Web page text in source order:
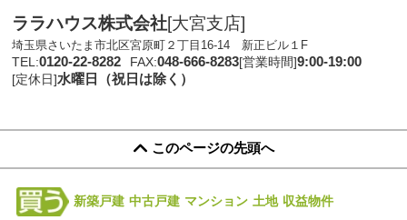
ララハウス株式会社[大宮支店]
埼玉県さいたま市北区宮原町２丁目16-14 新正ビル１F
TEL:0120-22-8282 FAX:048-666-8283[営業時間]9:00-19:00
[定休日]水曜日（祝日は除く）
このページの先頭へ
新築戸建 中古戸建 マンション 土地 収益物件